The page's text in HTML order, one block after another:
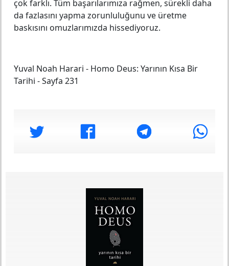
çok farklı. Tüm başarılarımıza rağmen, sürekli daha
da fazlasını yapma zorunluluğunu ve üretme
baskısını omuzlarımızda hissediyoruz.
Yuval Noah Harari - Homo Deus: Yarının Kısa Bir
Tarihi -Sayfa 231